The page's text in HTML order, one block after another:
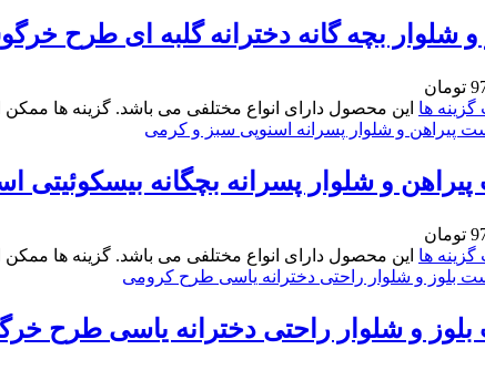
و شلوار بچه گانه دخترانه گلبه ای طرح خرگوش
تومان
گزینه ها این محصول دارای انواع مختلفی می باشد. گزینه ها
و شلوار پسرانه بچگانه بیسکوئیتی اسنوپی
تومان
گزینه ها این محصول دارای انواع مختلفی می باشد. گزینه ها
و شلوار راحتی دخترانه یاسی طرح خرگوش